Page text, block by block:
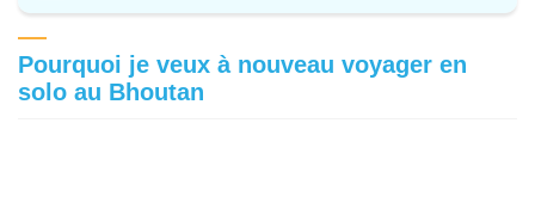
Pourquoi je veux à nouveau voyager en
solo au Bhoutan